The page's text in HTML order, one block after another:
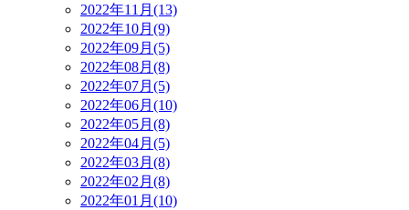
2022年11月(13)
2022年10月(9)
2022年09月(5)
2022年08月(8)
2022年07月(5)
2022年06月(10)
2022年05月(8)
2022年04月(5)
2022年03月(8)
2022年02月(8)
2022年01月(10)